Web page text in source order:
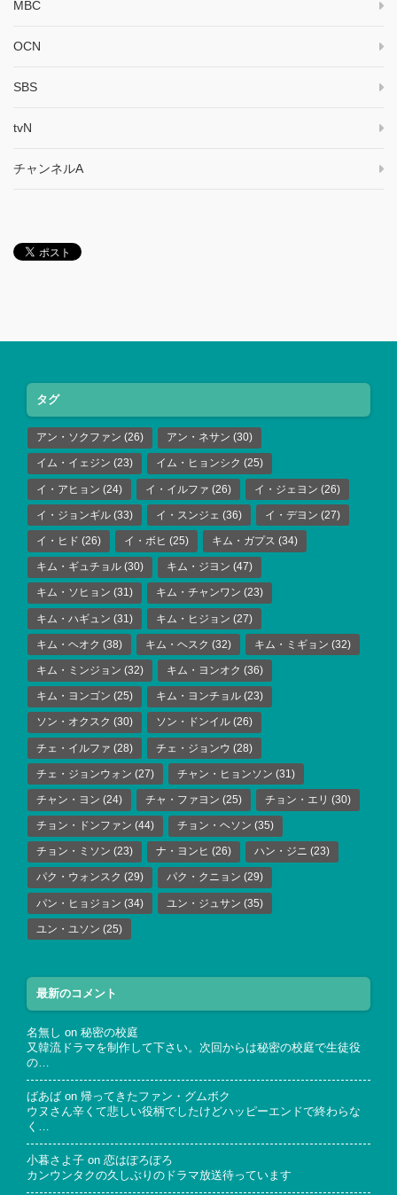
MBC
OCN
SBS
tvN
チャンネルA
タグ
アン・ソクファン (26) アン・ネサン (30)
イム・イェジン (23) イム・ヒョンシク (25)
イ・アヒョン (24) イ・イルファ (26) イ・ジェヨン (26)
イ・ジョンギル (33) イ・スンジェ (36) イ・デヨン (27)
イ・ヒド (26) イ・ボヒ (25) キム・ガプス (34)
キム・ギュチョル (30) キム・ジヨン (47)
キム・ソヒョン (31) キム・チャンワン (23)
キム・ハギュン (31) キム・ヒジョン (27)
キム・ヘオク (38) キム・ヘスク (32) キム・ミギョン (32)
キム・ミンジョン (32) キム・ヨンオク (36)
キム・ヨンゴン (25) キム・ヨンチョル (23)
ソン・オクスク (30) ソン・ドンイル (26)
チェ・イルファ (28) チェ・ジョンウ (28)
チェ・ジョンウォン (27) チャン・ヒョンソン (31)
チャン・ヨン (24) チャ・ファヨン (25) チョン・エリ (30)
チョン・ドンファン (44) チョン・ヘソン (35)
チョン・ミソン (23) ナ・ヨンヒ (26) ハン・ジニ (23)
パク・ウォンスク (29) パク・クニョン (29)
パン・ヒョジョン (34) ユン・ジュサン (35)
ユン・ユソン (25)
最新のコメント
名無し on 秘密の校庭
又韓流ドラマを制作して下さい。次回からは秘密の校庭で生徒役
の…
ばあば on 帰ってきたファン・グムボク
ウヌさん辛くて悲しい役柄でしたけどハッピーエンドで終わらな
く…
小暮さよ子 on 恋はぽろぽろ
カンウンタクの久しぶりのドラマ放送待っています